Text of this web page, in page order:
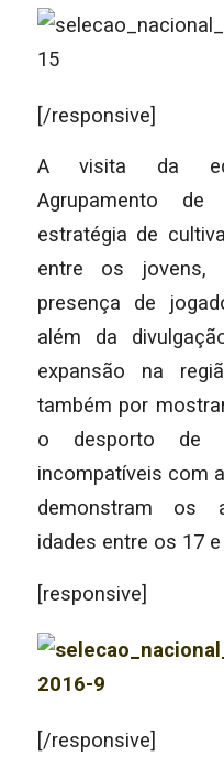
[/responsive]
A visita da
Agrupamento
estratégia de
entre os jovens,
presença de
além da
expansão na
também por
o desporto de
incompatíveis com
demonstram os
idades entre os 17
[responsive]
[/responsive]